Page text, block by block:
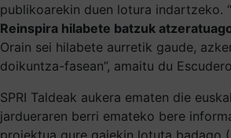
publikoarekin duen lotura indartzeko. “
Reinspira hilabete batzuk
Orain sei hilabete aurretik gaude,
doikuntza-fasean”, amaitu du
SPRI Taldeak aukera ematen die
jardueraren berri emateko bere
proiektua gure gaiekin lotuta badago